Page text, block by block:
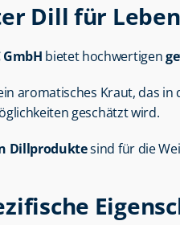
Dill für
GmbH bietet hochwertigen
aromatisches Kraut, das
geschätzt wird.
Dillprodukte sind für die